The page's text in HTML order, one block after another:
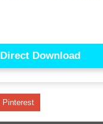
Direct Download
Pinterest